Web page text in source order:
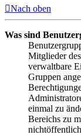
Nach oben
Was sind
Mitglieder
verwaltbare
Gruppen
einmal zu
Bereichs zu